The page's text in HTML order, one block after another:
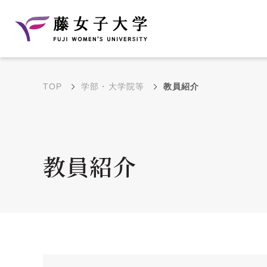
学部・学科の教育目的
大学院の教育目的
TOP 学部・大学院等 教員紹介
教員紹介